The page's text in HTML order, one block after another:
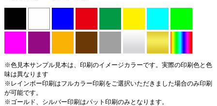
※色見本サンプル見本は、印刷のイメージカラーです。実際の印刷色と色
味は異なります
※レインボー印刷はフルカラー印刷をご選択いただきました場合のみ印刷
が可能です。
※ゴールド、シルバー印刷はパット印刷のみとなります。